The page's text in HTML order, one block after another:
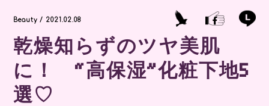
Beauty / 2021.02.08
乾燥知らずのツヤ美肌
に！ “高保湿”化粧下地5
選♡